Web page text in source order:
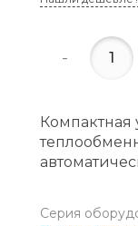
-
Компактная
Серия